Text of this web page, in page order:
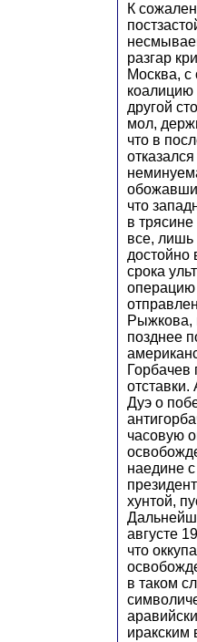
К
разгар
Москва,
другой
мол,
что в
что
в
все,
достойно
срока
операцию
Рыжкова,
позднее
Горбачев
Дуэ о
часовую
наедине
хунтой,
августе
что
в таком
иракским